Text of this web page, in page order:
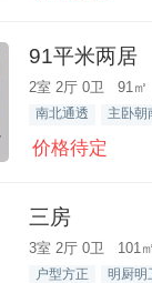
91平米两居
2室 2厅 0卫 91㎡
南北通透 主卧朝
价格待定
三房
3室 2厅 0卫 101㎡
户型方正 明厨明